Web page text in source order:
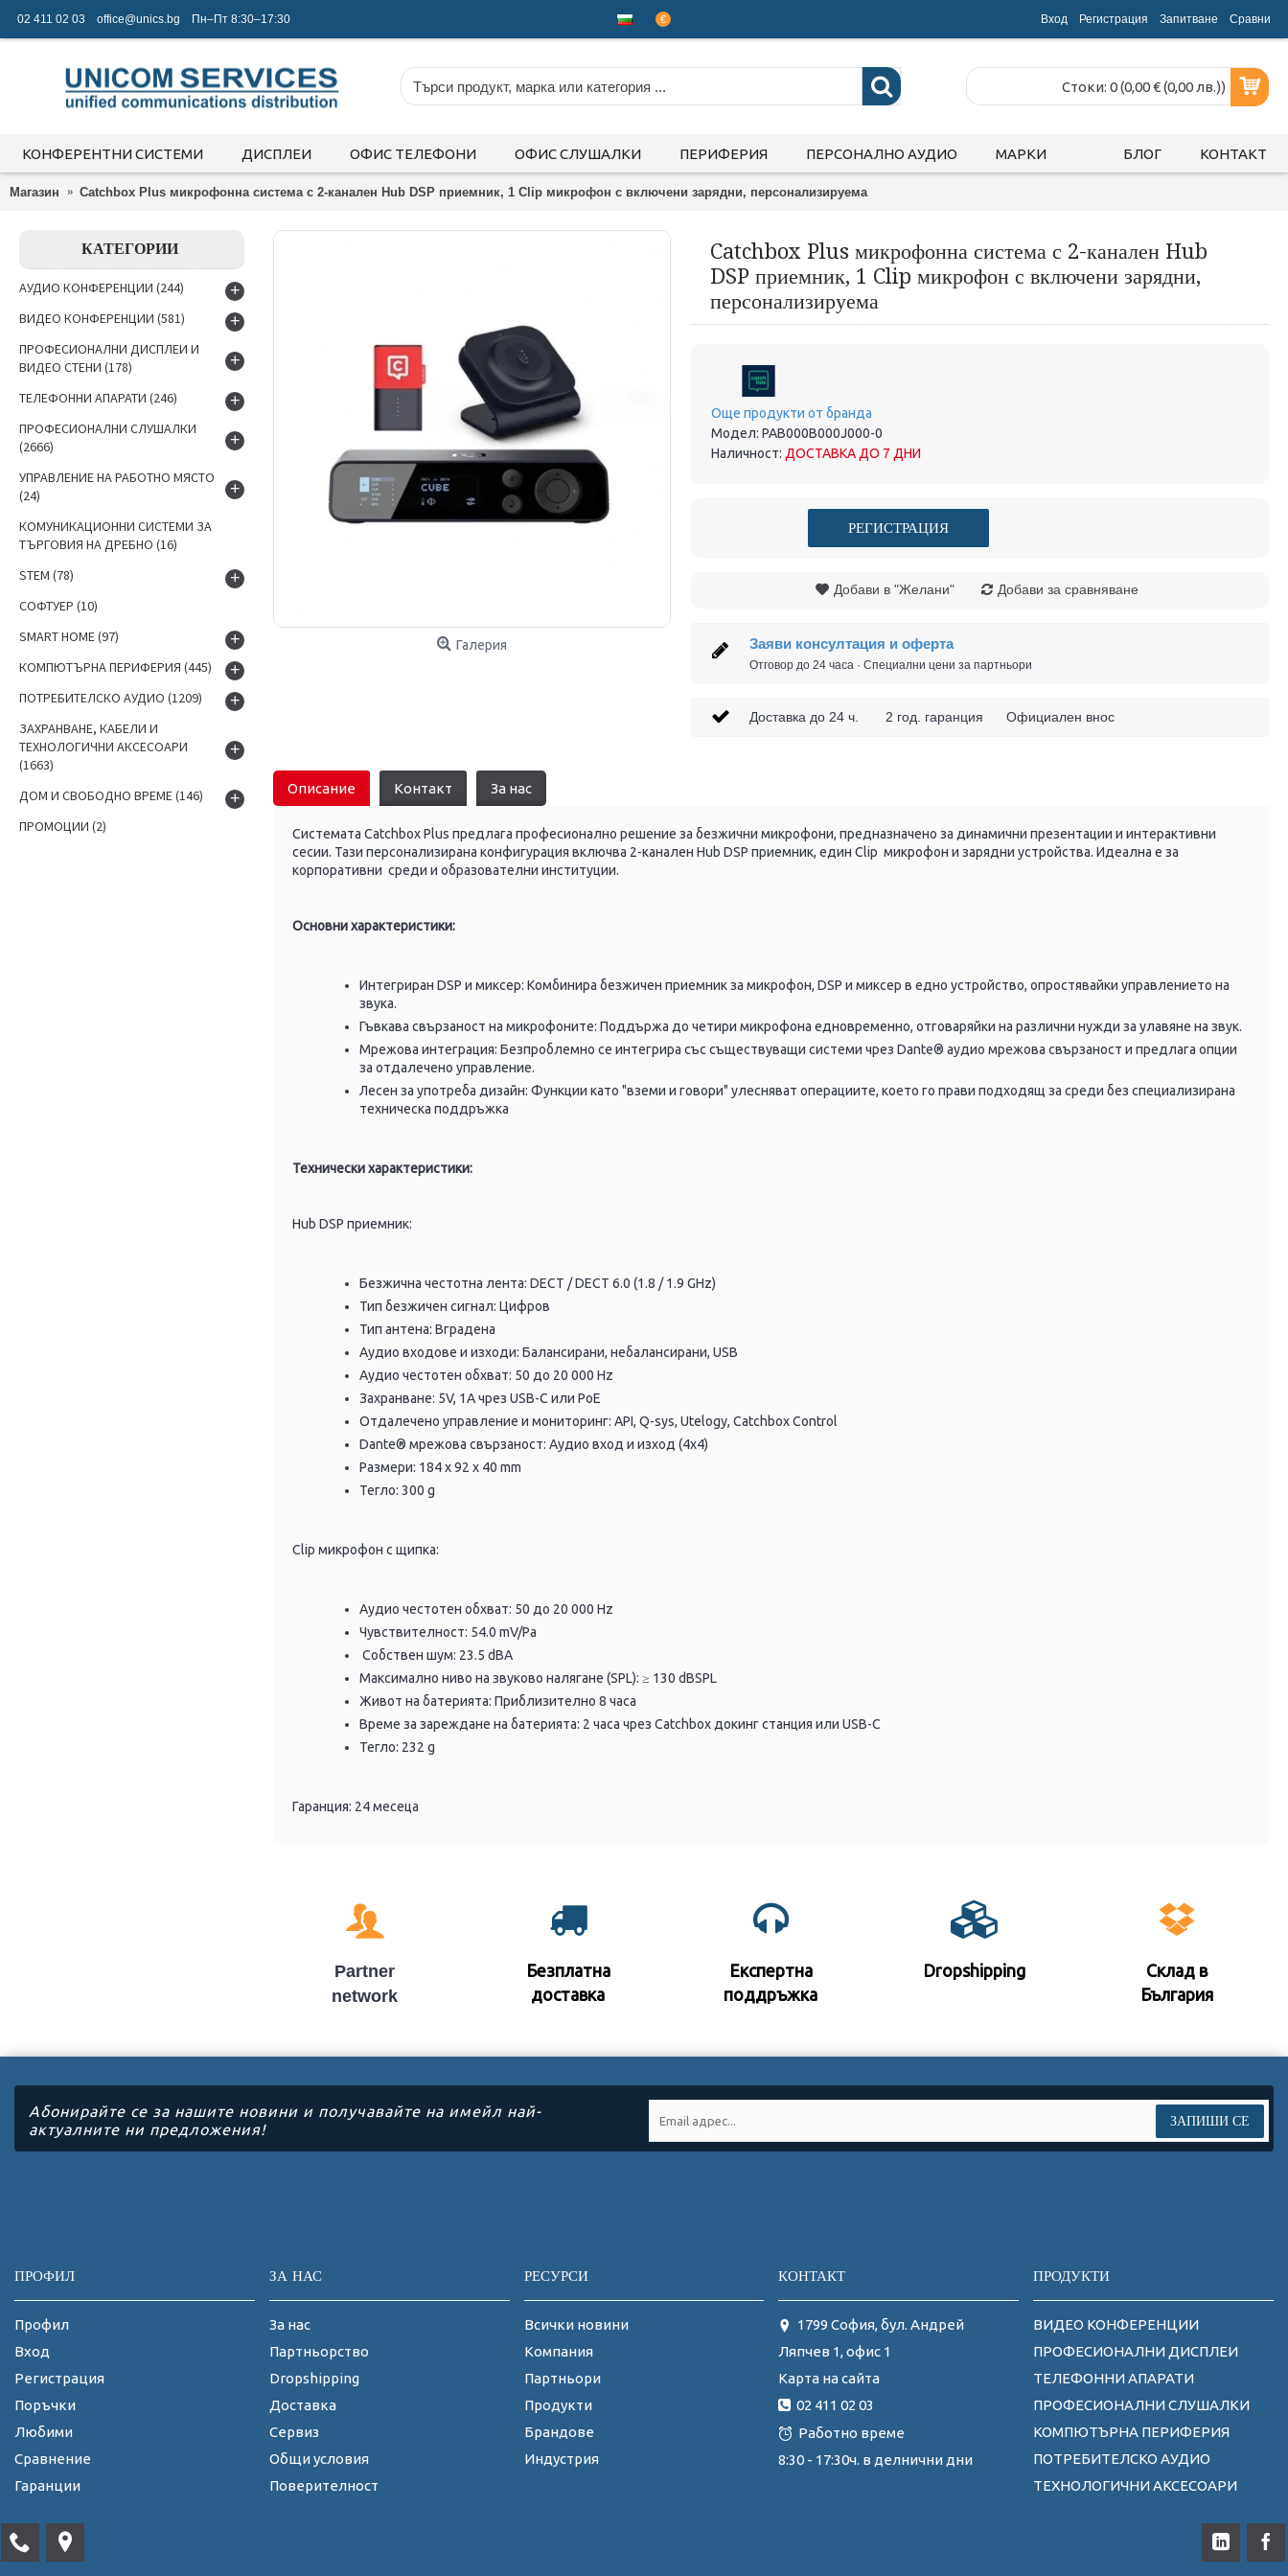
02 411 02 03 office@unics.bg Пн–Пт 8:30–17:30 € Вход Регистрация Запитване Срaвни
Стоки: 0 (0,00 € (0,00 лв.))
КОНФЕРЕНТНИ СИСТЕМИ ДИСПЛЕИ ОФИС ТЕЛЕФОНИ ОФИС СЛУШАЛКИ ПЕРИФЕРИЯ ПЕРСОНАЛНО АУДИО МАРКИ БЛОГ КОНТАКТ
Магазин Catchbox Plus микрофонна система с 2-канален Hub DSP приемник, 1 Clip микрофон с включени зарядни, персонализируема
КАТЕГОРИИ
АУДИО КОНФЕРЕНЦИИ (244) +
ВИДЕО КОНФЕРЕНЦИИ (581) +
ПРОФЕСИОНАЛНИ ДИСПЛЕИ И
ВИДЕО СТЕНИ (178) +
ТЕЛЕФОННИ АПАРАТИ (246) +
ПРОФЕСИОНАЛНИ СЛУШАЛКИ
(2666)
+
УПРАВЛЕНИЕ НА РАБОТНО МЯСТО
(24)
+
КОМУНИКАЦИОННИ СИСТЕМИ ЗА
ТЪРГОВИЯ НА ДРЕБНО (16)
STEM (78) +
СОФТУЕР (10)
SMART HOME(97) +
КОМПЮТЪРНА ПЕРИФЕРИЯ (445) +
ПОТРЕБИТЕЛСКО АУДИО (1209) +
ЗАХРАНВАНЕ, КАБЕЛИ И
ТЕХНОЛОГИЧНИ АКСЕСОАРИ
(1663)
+
ДОМ И СВОБОДНО ВРЕМЕ(146) +
ПРОМОЦИИ (2)
Галерия
Catchbox Plus микрофонна система с 2-канален Hub
DSP приемник, 1 Clip микрофон с включени зарядни,
персонализируема
Още продукти от бранда
Модел: PAB000B000J000-0
Наличност: ДОСТАВКА ДО 7 ДНИ
РЕГИСТРАЦИЯ
Добави в "Желани" Добави за сравняване
Заяви консултация и оферта
Отговор до 24 часа · Специални цени за партньори
Доставка до 24 ч. 2 год. гаранция Официален внос
Описание Контакт За нас
Системата Catchbox Plus предлага професионално решение за безжични микрофони, предназначено за динамични презентации и интерактивни
сесии. Тази персонализирана конфигурация включва 2-канален Hub DSP приемник, един Clip микрофон и зарядни устройства. Идеална е за
корпоративни среди и образователни институции.
Основни характеристики:
Интегриран DSP и миксер: Комбинира безжичен приемник за микрофон, DSP и миксер в едно устройство, опростявайки управлението на
звука.
Гъвкава свързаност на микрофоните: Поддържа до четири микрофона едновременно, отговаряйки на различни нужди за улавяне на звук.
Мрежова интеграция: Безпроблемно се интегрира със съществуващи системи чрез Dante®️ аудио мрежова свързаност и предлага опции
за отдалечено управление.
Лесен за употреба дизайн: Функции като "вземи и говори" улесняват операциите, което го прави подходящ за среди без специализирана
техническа поддръжка
Технически характеристики:
Hub DSP приемник:
Безжична честотна лента: DECT / DECT 6.0 (1.8 / 1.9 GHz)
Тип безжичен сигнал: Цифров
Тип антена: Вградена
Аудио входове и изходи: Балансирани, небалансирани, USB
Аудио честотен обхват: 50 до 20 000 Hz
Захранване: 5V, 1A чрез USB-C или PoE
Отдалечено управление и мониторинг: API, Q-sys, Utelogy, Catchbox Control
Dante®️ мрежова свързаност: Аудио вход и изход (4x4)
Размери: 184 x 92 x 40 mm
Тегло: 300 g
Clip микрофон с щипка:
Аудио честотен обхват: 50 до 20 000 Hz
Чувствителност: 54.0 mV/Pa
Собствен шум: 23.5 dBA
Максимално ниво на звуково налягане (SPL): ≥ 130 dBSPL
Живот на батерията: Приблизително 8 часа
Време за зареждане на батерията: 2 часа чрез Catchbox докинг станция или USB-C
Тегло: 232 g
Гаранция: 24 месеца
Partner
network
Безплатна
доставка
Експертна
поддръжка
Dropshipping
Склад в
България
Абонирайте се за нашите новини и получавайте на имейл най-
актуалните ни предложения!
ЗАПИШИ СЕ
ПРОФИЛ
Профил
Вход
Регистрация
Поръчки
Любими
Сравнение
Гаранции
ЗА НАС
За нас
Партньорство
Dropshipping
Доставка
Сервиз
Общи условия
Поверителност
РЕСУРСИ
Всички новини
Компания
Партньори
Продукти
Брандове
Индустрия
КОНТАКТ
1799 София, бул. Андрей
Ляпчев 1, офис 1
Карта на сайта
02 411 02 03
Работно време
8:30 - 17:30ч. в делнични дни
ПРОДУКТИ
ВИДЕО КОНФЕРЕНЦИИ
ПРОФЕСИОНАЛНИ ДИСПЛЕИ
ТЕЛЕФОННИ АПАРАТИ
ПРОФЕСИОНАЛНИ СЛУШАЛКИ
КОМПЮТЪРНА ПЕРИФЕРИЯ
ПОТРЕБИТЕЛСКО АУДИО
ТЕХНОЛОГИЧНИ АКСЕСОАРИ